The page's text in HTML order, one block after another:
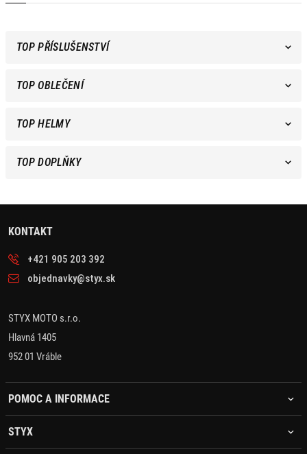
TOP PŘÍSLUŠENSTVÍ
TOP OBLEČENÍ
TOP HELMY
TOP DOPLŇKY
KONTAKT
+421 905 203 392
objednavky@styx.sk
STYX MOTO s.r.o.
Hlavná 1405
952 01 Vráble
POMOC A INFORMACE
STYX